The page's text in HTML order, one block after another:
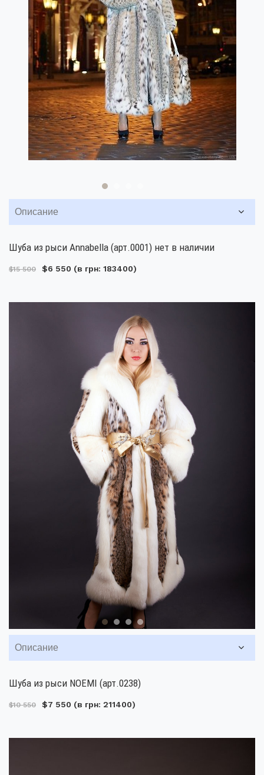
Описание
Шуба из рыси Annabella (арт.0001) нет в наличии
$15 500 $6 550 (в грн: 183400)
Описание
Шуба из рыси NOEMI (арт.0238)
$10 550 $7 550 (в грн: 211400)